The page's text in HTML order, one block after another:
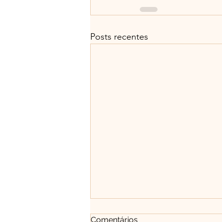
Posts recentes
Comentários